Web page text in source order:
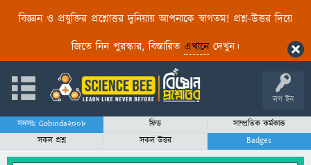
বিজ্ঞান ও প্রযুক্তির প্রশ্নোত্তর দুনিয়ায় আপনাকে স্বাগতম! প্রশ্ন-উত্তর দিয়ে
জিতে নিন পুরস্কার, বিস্তারিত এখানেদেখুন।
লগ ইন
সদস্যঃ Gobinda2008 ফিড
সাম্প্রতিক কর্মকান্ড
সকল প্রশ্ন
সকল উত্তর Badges